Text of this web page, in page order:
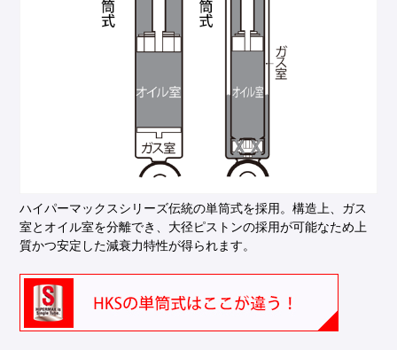
ハイパーマックスシリーズ伝統の単筒式を採用。構造上、ガス
室とオイル室を分離でき、大径ピストンの採用が可能なため上
質かつ安定した減衰力特性が得られます。